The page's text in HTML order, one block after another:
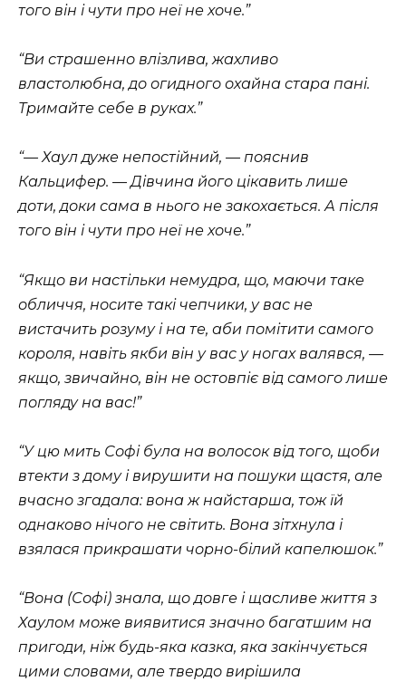
того він і чути про неї не хоче.”
“Ви страшенно влізлива, жахливо
властолюбна, до огидного охайна стара пані.
Тримайте себе в руках.”
“— Хаул дуже непостійний, — пояснив
Кальцифер. — Дівчина його цікавить лише
доти, доки сама в нього не закохається. А після
того він і чути про неї не хоче.”
“Якщо ви настільки немудра, що, маючи таке
обличчя, носите такі чепчики, у вас не
вистачить розуму і на те, аби помітити самого
короля, навіть якби він у вас у ногах валявся, —
якщо, звичайно, він не остовпіє від самого лише
погляду на вас!”
“У цю мить Софі була на волосок від того, щоби
втекти з дому і вирушити на пошуки щастя, але
вчасно згадала: вона ж найстарша, тож їй
однаково нічого не світить. Вона зітхнула і
взялася прикрашати чорно-білий капелюшок.”
“Вона (Софі) знала, що довге і щасливе життя з
Хаулом може виявитися значно багатшим на
пригоди, ніж будь-яка казка, яка закінчується
цими словами, але твердо вирішила